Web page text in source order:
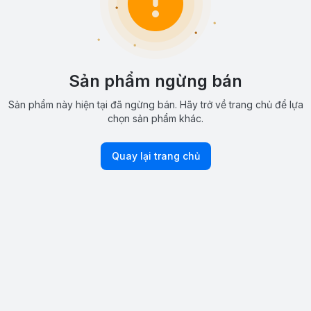
Sản phẩm ngừng bán
Sản phẩm này hiện tại đã ngừng bán. Hãy trở về trang chủ để lựa
chọn sản phẩm khác.
Quay lại trang chủ